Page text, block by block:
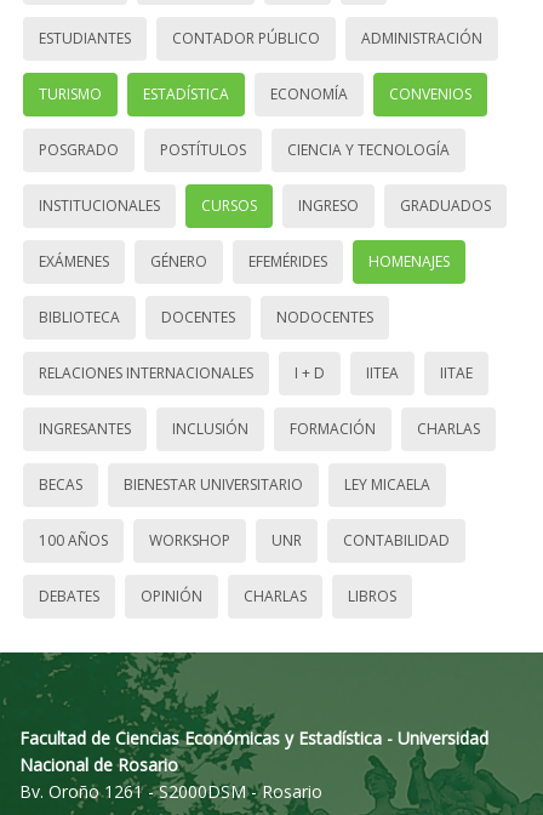
ESTUDIANTES CONTADOR PÚBLICO ADMINISTRACIÓN
TURISMO ESTADÍSTICA ECONOMÍA CONVENIOS
POSGRADO POSTÍTULOS CIENCIA Y TECNOLOGÍA
INSTITUCIONALES CURSOS INGRESO GRADUADOS
EXÁMENES GÉNERO EFEMÉRIDES HOMENAJES
BIBLIOTECA DOCENTES NODOCENTES
RELACIONES INTERNACIONALES I + D IITEA IITAE
INGRESANTES INCLUSIÓN FORMACIÓN CHARLAS
BECAS BIENESTAR UNIVERSITARIO LEY MICAELA
100 AÑOS WORKSHOP UNR CONTABILIDAD
DEBATES OPINIÓN CHARLAS LIBROS
Facultad de Ciencias Económicas y Estadística - Universidad
Nacional de Rosario
Bv. Oroño 1261 - S2000DSM - Rosario